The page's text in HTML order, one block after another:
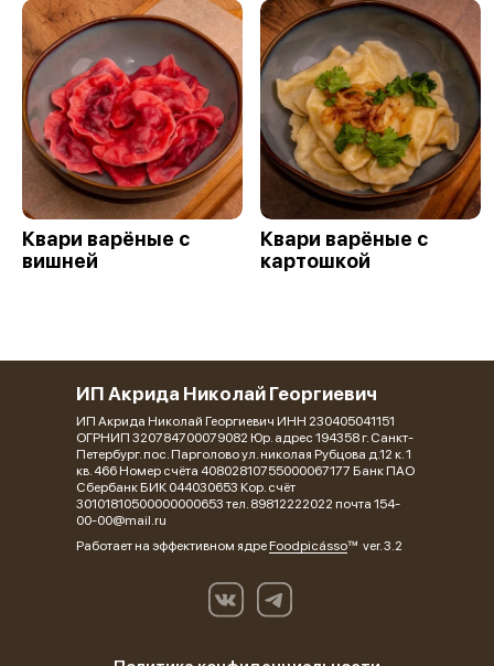
Квари варёные с
вишней
Квари варёные с
картошкой
ИП Акрида Николай Георгиевич
ИП Акрида Николай Георгиевич ИНН 230405041151
ОГРНИП 320784700079082 Юр. адрес 194358 г. Санкт-
Петербург. пос. Парголово ул. николая Рубцова д.12 к. 1
кв. 466 Номер счёта 40802810755000067177 Банк ПАО
Сбербанк БИК 044030653 Кор. счёт
30101810500000000653 тел. 89812222022 почта 154-
00-00@mail.ru
Работает на эффективном ядреFoodpicássover. 3.2